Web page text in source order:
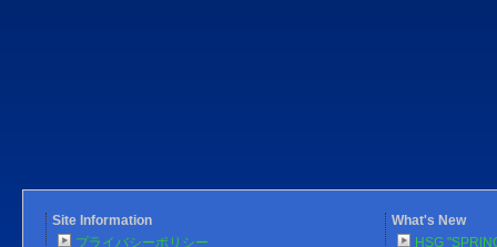
Site Information
プライバシーポリシー
What's New
HSG